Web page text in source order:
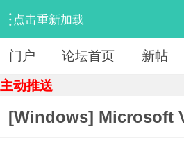
点击重新加载
› 【 资源区 】 › 『精品软件』 ›
门户 论坛首页 新帖
主动推送
[Windows] Microsoft